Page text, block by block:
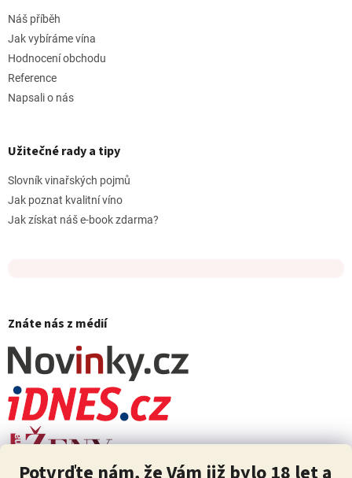
Náš příběh
Jak vybíráme vína
Hodnocení obchodu
Reference
Napsali o nás
Užitečné rady a tipy
Slovník vinařských pojmů
Jak poznat kvalitní víno
Jak získat náš e-book zdarma?
Znáte nás z médií